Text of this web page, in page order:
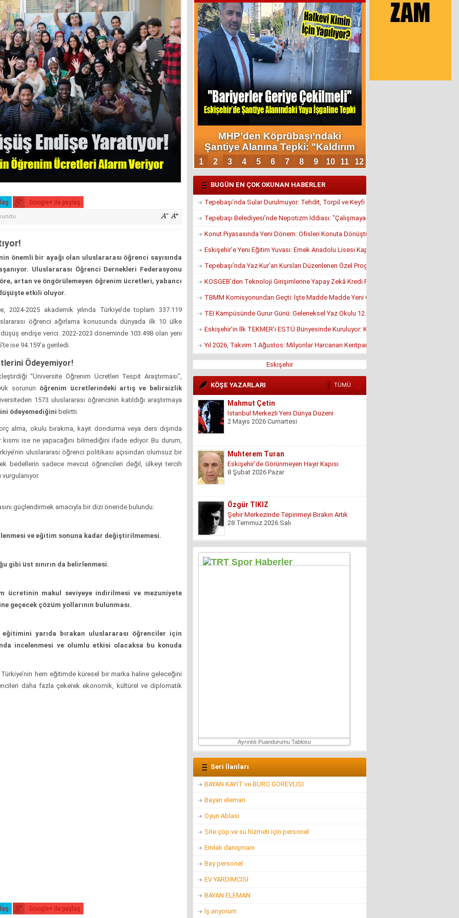
Google+ ile paylaş
önemli bir ayağı olan uluslararası öğrenci sayısında
Uluslararası Öğrenci Dernekleri Federasyonu
artan ve öngörülemeyen öğrenim ücretleri, yabancı
etkili oluyor.
2024-2025 akademik yılında Türkiye’de toplam 337.119
öğrenci ağırlama konusunda dünyada ilk 10 ülke
düşüş endişe verici. 2022-2023 döneminde 103.498 olan yeni
ise 94.159'a geriledi.
Ödeyemiyor!
“Üniversite Öğrenim Ücretleri Tespit Araştırması”,
sorunun öğrenim ücretlerindeki artış ve belirsizlik
1573 uluslararası öğrencinin katıldığı araştırmaya
ödeyemediğini belirtti.
alma, okulu bırakma, kayıt dondurma veya ders dışında
ise ne yapacağını bilmediğini ifade ediyor. Bu durum,
uluslararası öğrenci politikası açısından olumsuz bir
bedellerin sadece mevcut öğrencileri değil, ülkeyi tercih
vurgulanıyor.
güçlendirmek amacıyla bir dizi öneride bulundu:
ve eğitim sonuna kadar değiştirilmemesi.
gibi üst sınırın da belirlenmesi.
ücretinin makul seviyeye indirilmesi ve mezuniyete
geçecek çözüm yollarının bulunması.
yarıda bırakan uluslararası öğrenciler için
incelenmesi ve olumlu etkisi olacaksa bu konuda
hem eğitimde küresel bir marka haline geleceğini
daha fazla çekerek ekonomik, kültürel ve diplomatik
Google+ ile paylaş
BUGÜN EN ÇOK OKUNAN HABERLER
Tepebaşı’nda Sular Durulmuyor: Tehdit, Torpil ve Keyfi Atamalar Gündemde
Tepebaşı Belediyesi’nde Nepotizm İddiası: "Çalışmayan Kaldı, Çavuş İstifa Ettirildi"
Konut Piyasasında Yeni Dönem: Ofisleri Konuta Dönüştürmek İçin Son Tarih 1
Eskişehir’e Yeni Eğitim Yuvası: Emek Anadolu Lisesi Kapılarını Açmaya Hazırlanıyor
Tepebaşı’nda Yaz Kur’an Kursları Düzenlenen Özel Programla Açıldı
KOSGEB’den Teknoloji Girişimlerine Yapay Zekâ Kredi Programı
TBMM Komisyonundan Geçti: İşte Madde Madde Yeni Öğrenci Affı Rehberi
TEI Kampüsünde Gurur Günü: Geleneksel Yaz Okulu 12. Kez Kapanış Yaptı
Eskişehir’in İlk TEKMER’i ESTÜ Bünyesinde Kuruluyor: KOSGEB Onayı Geldi
Yıl 2026, Takvim 1 Ağustos: Milyonlar Harcanan Kentpark Plajı Ne Zaman Açılacak?
Eskişehir
KÖŞE YAZARLARI TÜMÜ
Mahmut Çetin
İstanbul Merkezli Yeni Dünya Düzeni
2 Mayıs 2026 Cumartesi
Muhterem Turan
Eskişehir’de Görünmeyen Hayır Kapısı
8 Şubat 2026 Pazar
Özgür TIKIZ
Şehir Merkezinde Tepinmeyi Bırakın Artık
28 Temmuz 2026 Salı
Sezgin Kocabay
“ Fetö provokasyon mu!”
Ayrıntılı Puandurumu Tablosu
Seri İlanları
BAYAN KAYIT ve BURO GOREVLISI
Bayan eleman
Oyun Ablası
Site çöp ve su hizmeti için personel
Emlak danışmanı
Bay personel
EV YARDIMCISI
BAYAN ELEMAN
İş arıyorum